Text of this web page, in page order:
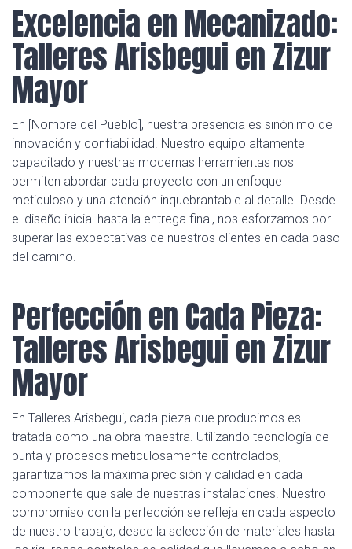
Excelencia en Mecanizado:
Talleres Arisbegui en Zizur
Mayor
En [Nombre del Pueblo], nuestra presencia es sinónimo de
innovación y confiabilidad. Nuestro equipo altamente
capacitado y nuestras modernas herramientas nos
permiten abordar cada proyecto con un enfoque
meticuloso y una atención inquebrantable al detalle. Desde
el diseño inicial hasta la entrega final, nos esforzamos por
superar las expectativas de nuestros clientes en cada paso
del camino.
Perfección en Cada Pieza:
Talleres Arisbegui en Zizur
Mayor
En Talleres Arisbegui, cada pieza que producimos es
tratada como una obra maestra. Utilizando tecnología de
punta y procesos meticulosamente controlados,
garantizamos la máxima precisión y calidad en cada
componente que sale de nuestras instalaciones. Nuestro
compromiso con la perfección se refleja en cada aspecto
de nuestro trabajo, desde la selección de materiales hasta